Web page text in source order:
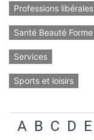
Professions libérales
Santé Beauté Forme
Services
Sports et loisirs
A B C D E